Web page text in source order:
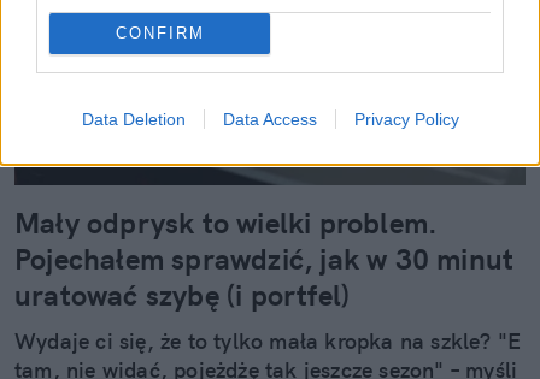
CONFIRM
Data Deletion Data Access Privacy Policy
Mały odprysk to wielki problem.
Pojechałem sprawdzić, jak w 30 minut
uratować szybę (i portfel)
Wydaje ci się, że to tylko mała kropka na szkle? "E
tam, nie widać, pojeżdżę tak jeszcze sezon" – myśli